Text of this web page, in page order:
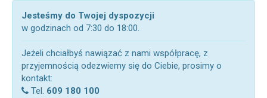
Jesteśmy do Twojej dyspozycji
w godzinach od 7:30 do 18:00.
Jeżeli chciałbyś nawiązać z nami współpracę, z
przyjemnością odezwiemy się do Ciebie, prosimy o
kontakt:
Tel. 609 180 100